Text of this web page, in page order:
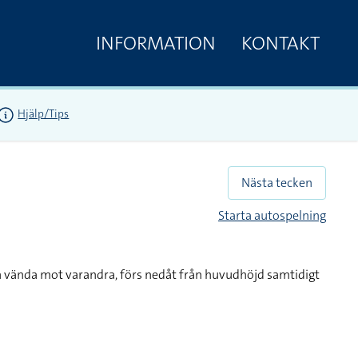
INFORMATION KONTAKT
Hjälp/Tips
Nästa tecken
Starta autospelning
mot varandra, förs nedåt från huvudhöjd samtidigt